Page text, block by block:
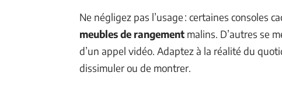
Ne négligez pas l’usage : certaines consoles
meubles de rangement malins. D’autres se
d’un appel vidéo. Adaptez à la réalité du
dissimuler ou de montrer.